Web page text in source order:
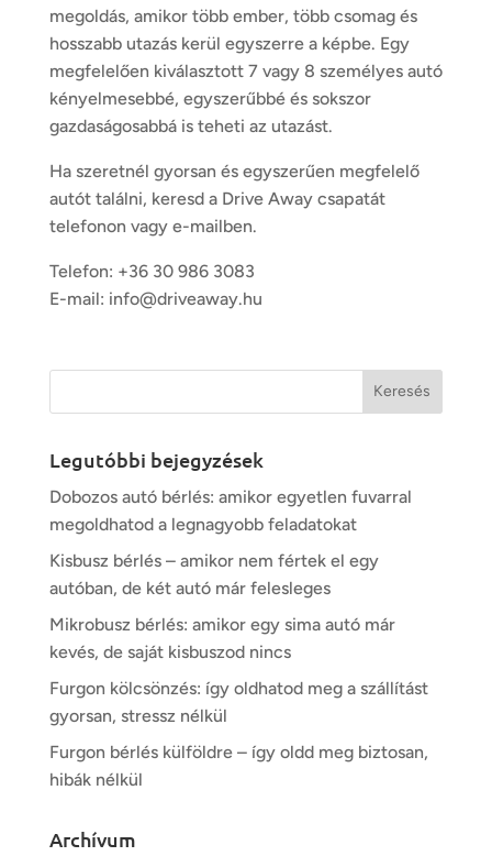
megoldás, amikor több ember, több csomag és
hosszabb utazás kerül egyszerre a képbe. Egy
megfelelően kiválasztott 7 vagy 8 személyes autó
kényelmesebbé, egyszerűbbé és sokszor
gazdaságosabbá is teheti az utazást.
Ha szeretnél gyorsan és egyszerűen megfelelő
autót találni, keresd a Drive Away csapatát
telefonon vagy e-mailben.
Telefon: +36 30 986 3083
E-mail: info@driveaway.hu
Legutóbbi bejegyzések
Dobozos autó bérlés: amikor egyetlen fuvarral
megoldhatod a legnagyobb feladatokat
Kisbusz bérlés – amikor nem fértek el egy
autóban, de két autó már felesleges
Mikrobusz bérlés: amikor egy sima autó már
kevés, de saját kisbuszod nincs
Furgon kölcsönzés: így oldhatod meg a szállítást
gyorsan, stressz nélkül
Furgon bérlés külföldre – így oldd meg biztosan,
hibák nélkül
Archívum